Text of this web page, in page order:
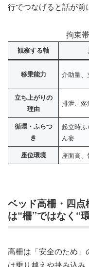
行でつなげると話が前
拘束
観察する軸
移乗能力 介助量
立ち上がりの
理由
排泄、
循環・ふらつ
き
起立時
ん妄
座位環境 座面高
ベッド高柵・四
は“柵”ではなく“
高柵は「安全のため
は乗り越えや挟み込